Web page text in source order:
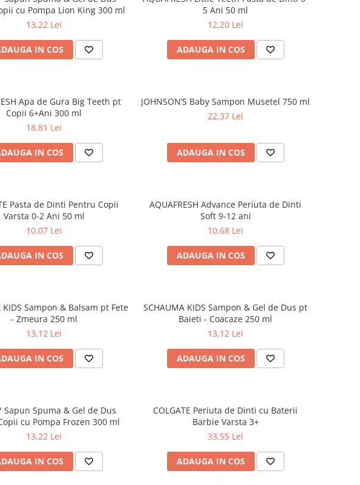
cu Pompa Lion King 300 ml
13,22 Lei
IN COS
5 Ani 50 ml
12,20 Lei
ADAUGA IN COS
Apa de Gura Big Teeth pt
Copii 6+Ani 300 ml
18,81 Lei
IN COS
JOHNSON’S Baby Sampon Musetel 750 ml
22,37 Lei
ADAUGA IN COS
Pasta de Dinti Pentru Copii
Varsta 0-2 Ani 50 ml
10,07 Lei
IN COS
AQUAFRESH Advance Periuta de Dinti
Soft 9-12 ani
10,68 Lei
ADAUGA IN COS
KIDS Sampon & Balsam pt Fete
- Zmeura 250 ml
13,12 Lei
IN COS
SCHAUMA KIDS Sampon & Gel de Dus pt
Baieti - Coacaze 250 ml
13,12 Lei
ADAUGA IN COS
Sapun Spuma & Gel de Dus
cu Pompa Frozen 300 ml
13,22 Lei
IN COS
COLGATE Periuta de Dinti cu Baterii
Barbie Varsta 3+
33,55 Lei
ADAUGA IN COS